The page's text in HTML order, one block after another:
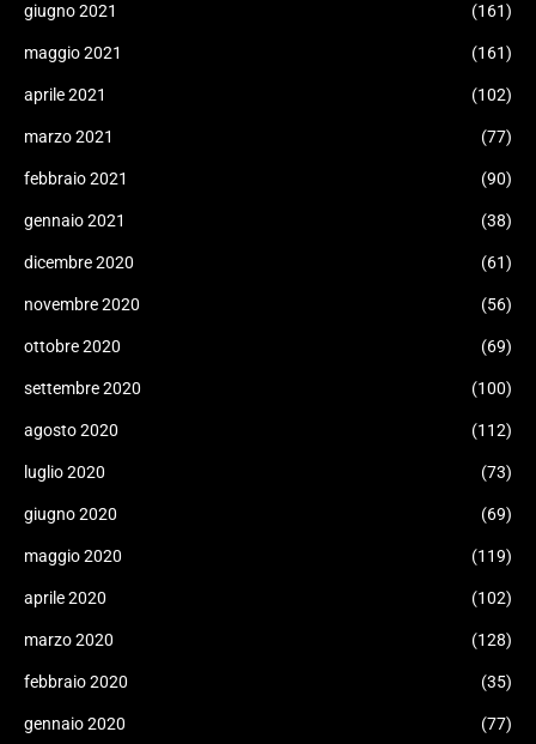
giugno 2021 (161)
maggio 2021 (161)
aprile 2021 (102)
marzo 2021 (77)
febbraio 2021 (90)
gennaio 2021 (38)
dicembre 2020 (61)
novembre 2020 (56)
ottobre 2020 (69)
settembre 2020 (100)
agosto 2020 (112)
luglio 2020 (73)
giugno 2020 (69)
maggio 2020 (119)
aprile 2020 (102)
marzo 2020 (128)
febbraio 2020 (35)
gennaio 2020 (77)